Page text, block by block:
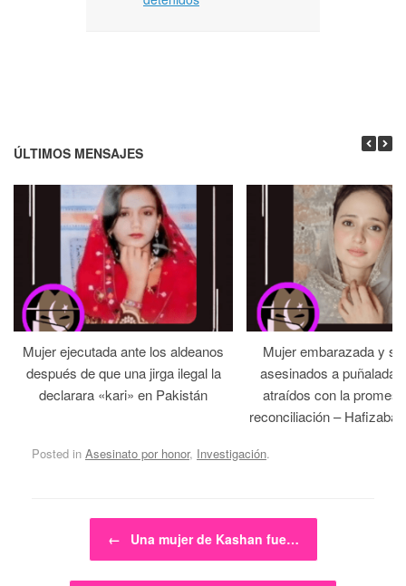
ÚLTIMOS MENSAJES
Mujer ejecutada ante los aldeanos
después de que una jirga ilegal la
declarara «kari» en Pakistán
Mujer embarazada y
asesinados a
atraídos con la
reconciliación –
Posted in Asesinato por honor, Investigación.
Post navigation
← Una mujer de Kashan fue…